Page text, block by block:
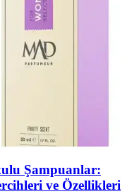
Şampuanlar:
ve Özellikleri